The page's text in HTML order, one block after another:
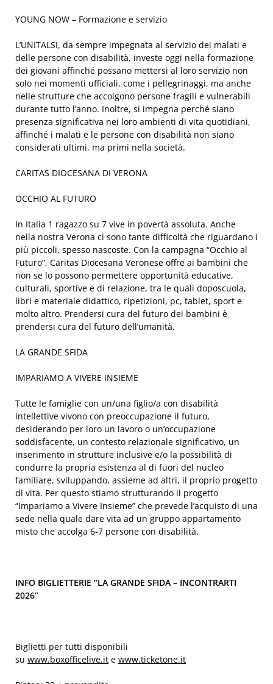
YOUNG NOW – Formazione e servizio
L’UNITALSI, da sempre impegnata al servizio dei malati e
delle persone con disabilità, investe oggi nella formazione
dei giovani affinché possano mettersi al loro servizio non
solo nei momenti ufficiali, come i pellegrinaggi, ma anche
nelle strutture che accolgono persone fragili e vulnerabili
durante tutto l’anno. Inoltre, si impegna perché siano
presenza significativa nei loro ambienti di vita quotidiani,
affinché i malati e le persone con disabilità non siano
considerati ultimi, ma primi nella società.
CARITAS DIOCESANA DI VERONA
OCCHIO AL FUTURO
In Italia 1 ragazzo su 7 vive in povertà assoluta. Anche
nella nostra Verona ci sono tante difficoltà che riguardano i
più piccoli, spesso nascoste. Con la campagna “Occhio al
Futuro”, Caritas Diocesana Veronese offre ai bambini che
non se lo possono permettere opportunità educative,
culturali, sportive e di relazione, tra le quali doposcuola,
libri e materiale didattico, ripetizioni, pc, tablet, sport e
molto altro. Prendersi cura del futuro dei bambini è
prendersi cura del futuro dell’umanità.
LA GRANDE SFIDA
IMPARIAMO A VIVERE INSIEME
Tutte le famiglie con un/una figlio/a con disabilità
intellettive vivono con preoccupazione il futuro,
desiderando per loro un lavoro o un’occupazione
soddisfacente, un contesto relazionale significativo, un
inserimento in strutture inclusive e/o la possibilità di
condurre la propria esistenza al di fuori del nucleo
familiare, sviluppando, assieme ad altri, il proprio progetto
di vita. Per questo stiamo strutturando il progetto
“Impariamo a Vivere Insieme” che prevede l’acquisto di una
sede nella quale dare vita ad un gruppo appartamento
misto che accolga 6-7 persone con disabilità.
INFO BIGLIETTERIE “LA GRANDE SFIDA – INCONTRARTI
2026”
Biglietti per tutti disponibili
su www.boxofficelive.it e www.ticketone.it